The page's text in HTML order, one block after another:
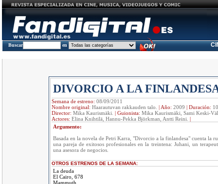
Buscar en
DIVORCIO A LA
Semana de estreno: 08/09/2011
Nombre original: Haarautuvan rakkauden talo. | Año: 2009 | Duración:
Director: Mika Kaurismäki. | Guionista: Mika Kaurismäki, Sami Keski-
Actores: Elina Knihtilä, Hannu-Pekka Björkman, Antti Reini. |
Argumento:
Basada en la novela de Petri Karra, "Divorcio a la finlandesa" cuenta la
una pareja de exitosos profesionales en la treintena: Juhani, un
una asesora de negocios.
OTROS ESTRENOS DE LA SEMANA:
La deuda
El Cairo, 678
Mammuth